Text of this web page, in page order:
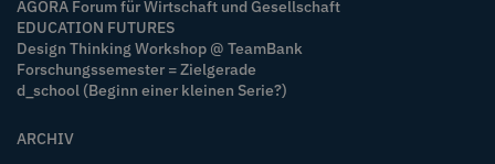
AGORA Forum für Wirtschaft und Gesellschaft
EDUCATION FUTURES
Design Thinking Workshop @ TeamBank
Forschungssemester = Zielgerade
d_school (Beginn einer kleinen Serie?)
ARCHIV